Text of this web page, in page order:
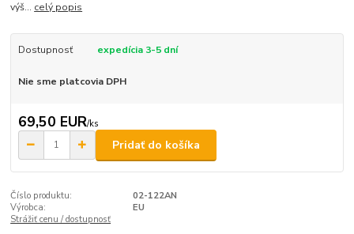
výš... celý popis
Dostupnosť expedícia 3-5 dní
Nie sme platcovia DPH
69,50 EUR/ks
Pridať do košíka
Číslo produktu:
02-122AN
Výrobca:
EU
Strážiť cenu / dostupnosť